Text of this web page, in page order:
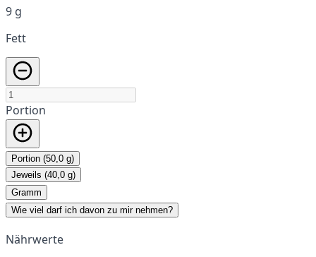
9 g
Fett
Portion
Portion (50,0 g)
Jeweils (40,0 g)
Gramm
Wie viel darf ich davon zu mir nehmen?
Nährwerte